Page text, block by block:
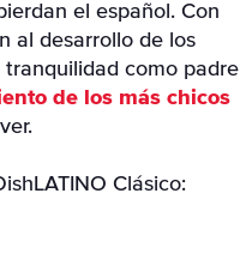
el español. Con
al desarrollo de los
como padre
de los más chicos
Clásico: